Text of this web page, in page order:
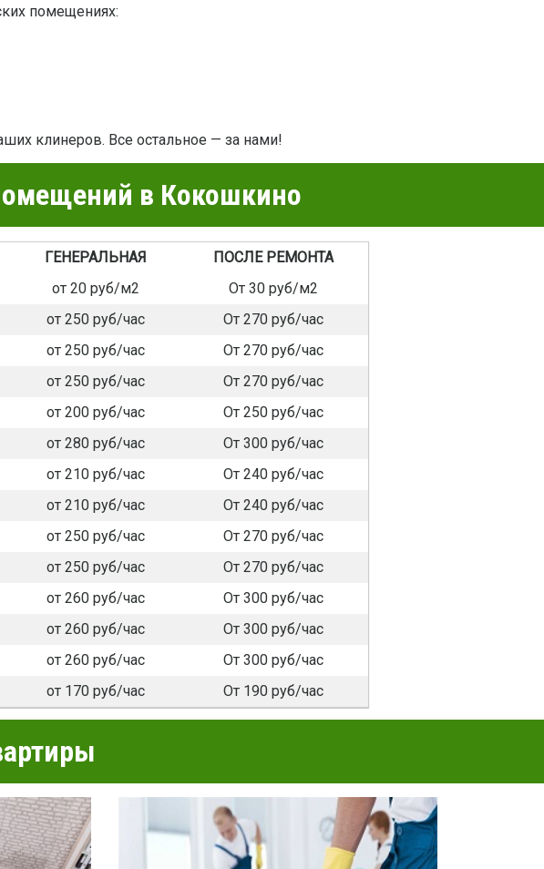
помещениях:
клинеров. Все остальное — за нами!
в Кокошкино
ГЕНЕРАЛЬНАЯ
ПОСЛЕ РЕМОНТА
от 20 руб/м2
От 30 руб/м2
от 250 руб/час
От 270 руб/час
от 250 руб/час
От 270 руб/час
от 250 руб/час
От 270 руб/час
от 200 руб/час
От 250 руб/час
от 280 руб/час
От 300 руб/час
от 210 руб/час
От 240 руб/час
от 210 руб/час
От 240 руб/час
от 250 руб/час
От 270 руб/час
от 250 руб/час
От 270 руб/час
от 260 руб/час
От 300 руб/час
от 260 руб/час
От 300 руб/час
от 260 руб/час
От 300 руб/час
от 170 руб/час От 190 руб/час